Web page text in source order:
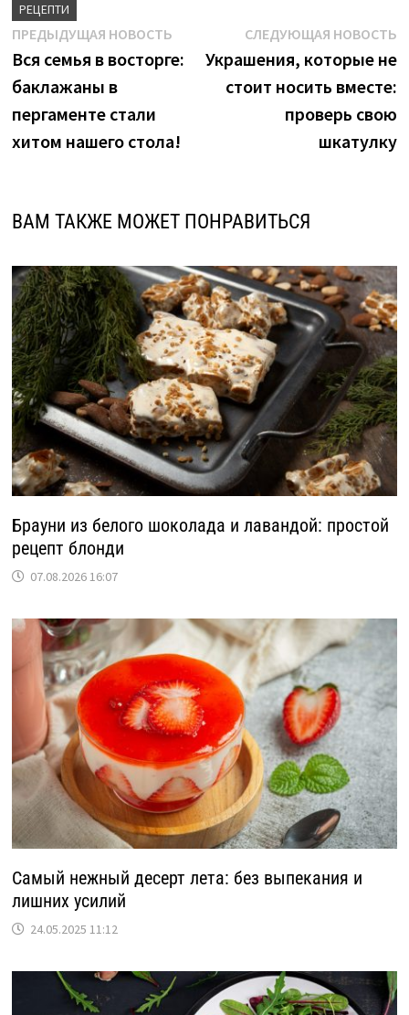
РЕЦЕПТИ
Навигация
по
записям
ПРЕДЫДУЩАЯ НОВОСТЬПредыдущая
новость:
Вся семья в восторге:
баклажаны в
пергаменте стали
хитом нашего стола!
СЛЕДУЮЩАЯ НОВОСТЬ
Украшения, которые не
стоит носить вместе:
проверь свою
шкатулку
ВАМ ТАКЖЕ МОЖЕТ ПОНРАВИТЬСЯ
Брауни из белого шоколада и лавандой: простой
рецепт блонди
07.08.2026 16:07
Самый нежный десерт лета: без выпекания и
лишних усилий
24.05.2025 11:12